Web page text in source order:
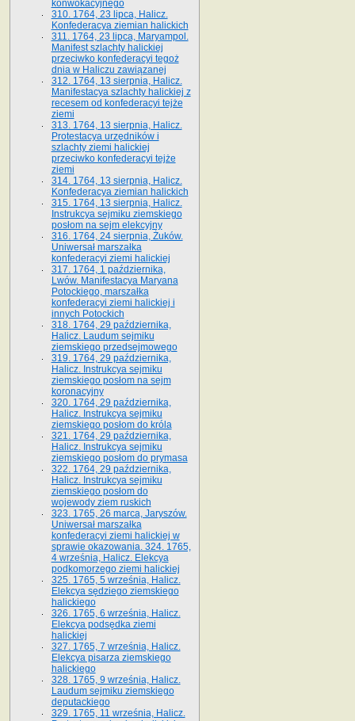
konwokacyjnego
310. 1764, 23 lipca, Halicz.
Konfederacya ziemian halickich
311. 1764, 23 lipca, Maryampol.
Manifest szlachty halickiej
przeciwko konfederacyi tegoż
dnia w Haliczu zawiązanej
312. 1764, 13 sierpnia, Halicz.
Manifestacya szlachty halickiej z
recesem od konfederacyi tejże
ziemi
313. 1764, 13 sierpnia, Halicz.
Protestacya urzędników i
szlachty ziemi halickiej
przeciwko konfederacyi tejże
ziemi
314. 1764, 13 sierpnia, Halicz.
Konfederacya ziemian halickich
315. 1764, 13 sierpnia, Halicz.
Instrukcya sejmiku ziemskiego
posłom na sejm elekcyjny
316. 1764, 24 sierpnia, Żuków.
Uniwersał marszałka
konfederacyi ziemi halickiej
317. 1764, 1 października,
Lwów. Manifestacya Maryana
Potockiego, marszałka
konfederacyi ziemi halickiej i
innych Potockich
318. 1764, 29 października,
Halicz. Laudum sejmiku
ziemskiego przedsejmowego
319. 1764, 29 października,
Halicz. Instrukcya sejmiku
ziemskiego posłom na sejm
koronacyjny
320. 1764, 29 października,
Halicz. Instrukcya sejmiku
ziemskiego posłom do króla
321. 1764, 29 października,
Halicz. Instrukcya sejmiku
ziemskiego posłom do prymasa
322. 1764, 29 października,
Halicz. Instrukcya sejmiku
ziemskiego posłom do
wojewody ziem ruskich
323. 1765, 26 marca, Jaryszów.
Uniwersał marszałka
konfederacyi ziemi halickiej w
sprawie okazowania. 324. 1765,
4 września, Halicz. Elekcya
podkomorzego ziemi halickiej
325. 1765, 5 września, Halicz.
Elekcya sędziego ziemskiego
halickiego
326. 1765, 6 września, Halicz.
Elekcya podsędka ziemi
halickiej
327. 1765, 7 września, Halicz.
Elekcya pisarza ziemskiego
halickiego
328. 1765, 9 września, Halicz.
Laudum sejmiku ziemskiego
deputackiego
329. 1765, 11 września, Halicz.